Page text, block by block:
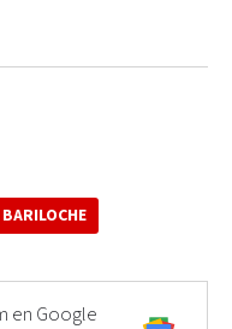
BARILOCHE
en Google